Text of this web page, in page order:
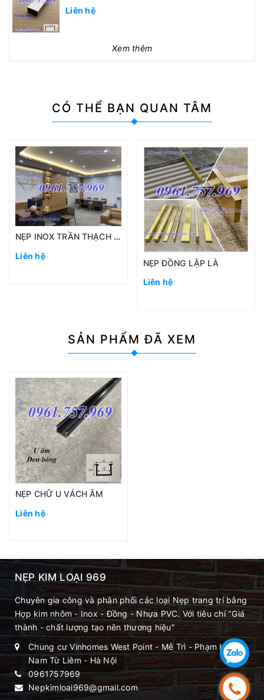
Liên hệ
Xem thêm
CÓ THỂ BẠN QUAN TÂM
NẸP INOX TRẦN THẠCH CAO
Liên hệ
NẸP ĐỒNG LẬP LÀ
Liên hệ
SẢN PHẨM ĐÃ XEM
NẸP CHỮ U VÁCH ÂM
Liên hệ
NẸP KIM LOẠI 969
Chuyên gia công và phân phối các loại Nẹp trang trí bằng
Hợp kim nhôm - Inox - Đồng - Nhựa PVC. Với tiêu chí "Giá
thành - chất lượng tạo nên thương hiệu"
Chung cư Vinhomes West Point - Mễ Trì - Phạm Hùng -
Nam Từ Liêm - Hà Nội
0961757969
Nepkimloai969@gmail.com